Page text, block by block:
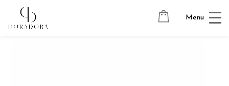
Menu
Avaleht Ripatsitega kõrvarõngad
→
LUXORY CRYSTAL HOOPS + MINI CLASSIC SQUARE 18K